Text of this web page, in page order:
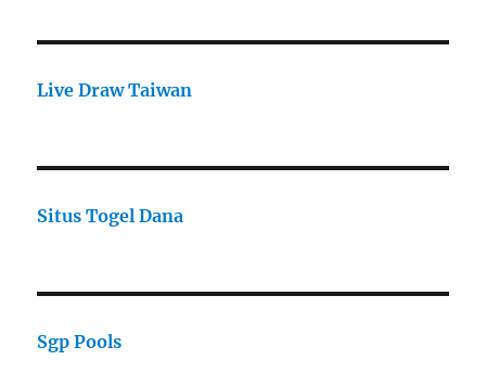
Live Draw Taiwan
Situs Togel Dana
Sgp Pools